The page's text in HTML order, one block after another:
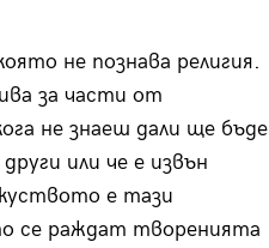
не познава религия.
за части от
не знаеш дали ще бъде
или че е извън
е тази
се раждат творенията